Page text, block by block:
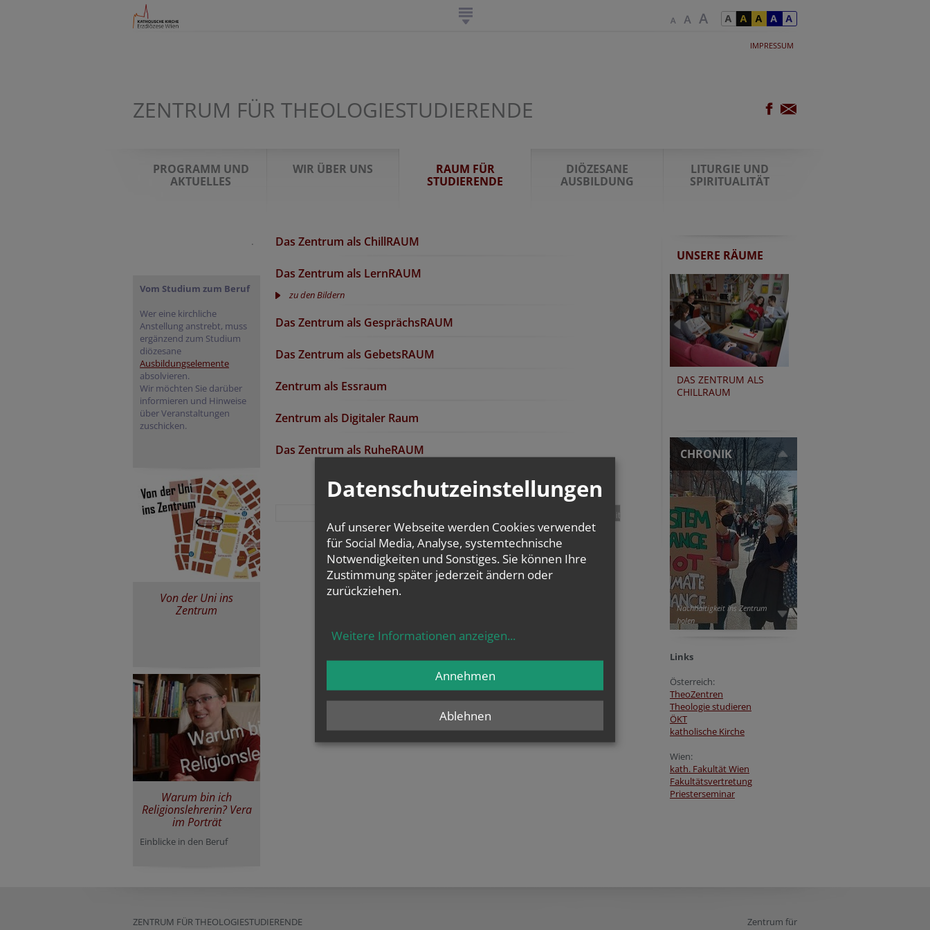
IMPRESSUM
ZENTRUM FÜR THEOLOGIESTUDIERENDE
PROGRAMM UND
AKTUELLES
WIR ÜBER UNS
RAUM FÜR
STUDIERENDE
DIÖZESANE
AUSBILDUNG
LITURGIE UND
SPIRITUALITÄT
.
Vom Studium zum Beruf
Wer eine kirchliche
Anstellung anstrebt, muss
ergänzend zum Studium
diözesane
Ausbildungselemente
absolvieren.
Wir möchten Sie darüber
informieren und Hinweise
über Veranstaltungen
zuschicken.
Von der Uni ins
Zentrum
Warum bin ich
Religionslehrerin? Vera
im Porträt
Einblicke in den Beruf
Das Zentrum als ChillRAUM
Das Zentrum als LernRAUM
zu den Bildern
Das Zentrum als GesprächsRAUM
Das Zentrum als GebetsRAUM
Zentrum als Essraum
Zentrum als Digitaler Raum
Das Zentrum als RuheRAUM
pin it
UNSERE RÄUME
DAS ZENTRUM ALS
CHILLRAUM
CHRONIK
Nachhaltigkeit ins Zentrum
holen
Links
Österreich:
TheoZentren
Theologie studieren
ÖKT
katholische Kirche
Wien:
kath. Fakultät Wien
Fakultätsvertretung
Priesterseminar
ZENTRUM FÜR THEOLOGIESTUDIERENDE
Zentrum für
Datenschutzeinstellungen
Auf unserer Webseite werden Cookies verwendet
für Social Media, Analyse, systemtechnische
Notwendigkeiten und Sonstiges. Sie können Ihre
Zustimmung später jederzeit ändern oder
zurückziehen.
Weitere Informationen anzeigen...
Ablehnen
Annehmen